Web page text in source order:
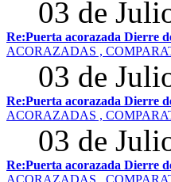
03 de
Re:Puerta acorazada Dierre
ACORAZADAS ,
03 de
Re:Puerta acorazada Dierre
ACORAZADAS ,
03 de
Re:Puerta acorazada Dierre